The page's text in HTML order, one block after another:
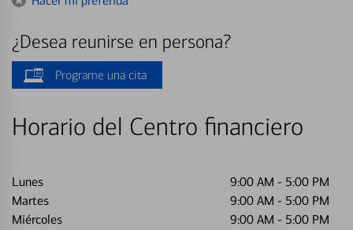
¿Desea reunirse en persona?
Programe una cita
Horario del Centro financiero
Lunes 9:00 AM - 5:00 PM
Martes
9:00 AM - 5:00 PM
Miércoles
9:00 AM - 5:00 PM